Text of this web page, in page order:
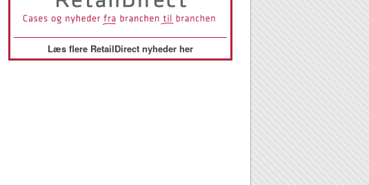
Læs flere RetailDirect nyheder her